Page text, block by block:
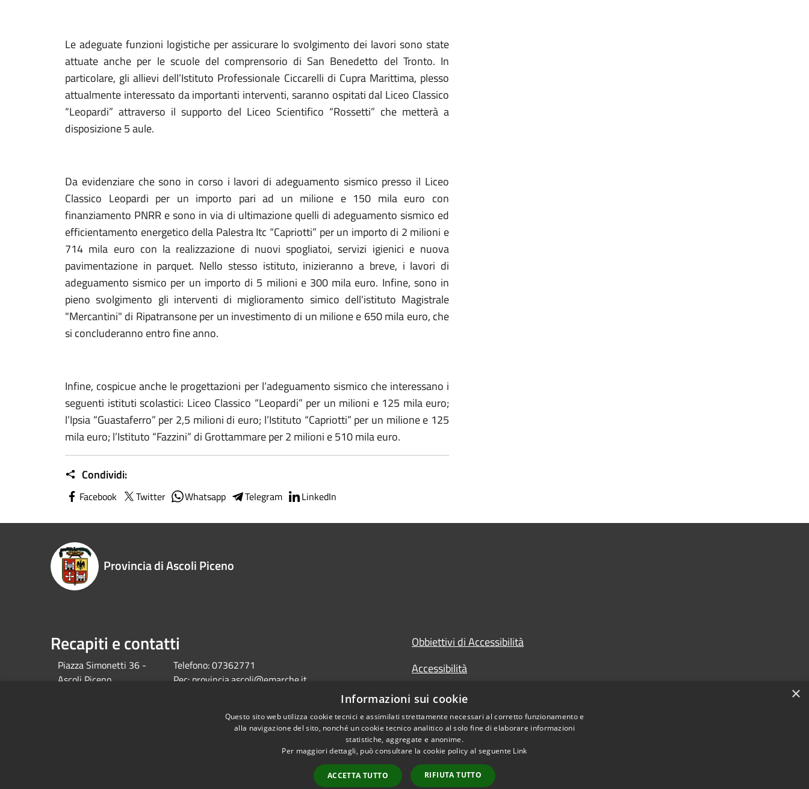
Le adeguate funzioni logistiche per assicurare lo svolgimento dei lavori sono state
attuate anche per le scuole del comprensorio di San Benedetto del Tronto. In
particolare, gli allievi dell’Istituto Professionale Ciccarelli di Cupra Marittima, plesso
attualmente interessato da importanti interventi, saranno ospitati dal Liceo Classico
“Leopardi” attraverso il supporto del Liceo Scientifico “Rossetti” che metterà a
disposizione 5 aule.
Da evidenziare che sono in corso i lavori di adeguamento sismico presso il Liceo
Classico Leopardi per un importo pari ad un milione e 150 mila euro con
finanziamento PNRR e sono in via di ultimazione quelli di adeguamento sismico ed
efficientamento energetico della Palestra Itc “Capriotti” per un importo di 2 milioni e
714 mila euro con la realizzazione di nuovi spogliatoi, servizi igienici e nuova
pavimentazione in parquet. Nello stesso istituto, inizieranno a breve, i lavori di
adeguamento sismico per un importo di 5 milioni e 300 mila euro. Infine, sono in
pieno svolgimento gli interventi di miglioramento simico dell'istituto Magistrale
"Mercantini" di Ripatransone per un investimento di un milione e 650 mila euro, che
si concluderanno entro fine anno.
Infine, cospicue anche le progettazioni per l’adeguamento sismico che interessano i
seguenti istituti scolastici: Liceo Classico “Leopardi” per un milioni e 125 mila euro;
l’Ipsia “Guastaferro” per 2,5 milioni di euro; l’Istituto “Capriotti” per un milione e 125
mila euro; l’Istituto “Fazzini” di Grottammare per 2 milioni e 510 mila euro.
Condividi:
Facebook Twitter Whatsapp Telegram LinkedIn
Provincia di Ascoli Piceno
Recapiti e contatti
Piazza Simonetti 36 -
Ascoli Piceno
Telefono:07362771
Pec: provincia.ascoli@emarche.it
osl.provap@emarche.it
Obbiettivi di Accessibilità
Accessibilità
Dichiarazione di Accessibilità
Accesso Civico
Copyright © 2026 • Provincia di Ascoli Piceno • Powered by
×
Informazioni sui cookie
Questo sito web utilizza cookie tecnici e assimilati strettamente necessari al corretto funzionamento e
alla navigazione del sito, nonché un cookie tecnico analitico al solo fine di elaborare informazioni
statistiche, aggregate e anonime.
Per maggiori dettagli, può consultare la cookie policy al seguente Link
ACCETTA TUTTO RIFIUTA TUTTO